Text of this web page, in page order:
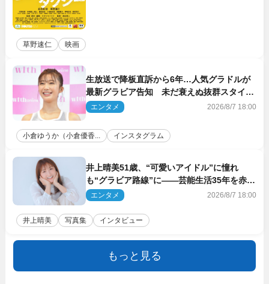
草野速仁 映画
生放送で降板直訴から6年…人気グラドルが
最新グラビア告知 未だ衰えぬ抜群スタイル
に反響
エンタメ 2026/8/7 18:00
小倉ゆうか（小倉優香... インスタグラム
井上晴美51歳、“可愛いアイドル”に憧れ
も“グラビア路線”に――芸能生活35年を赤
裸々に語る 27年ぶりに写真集発売
エンタメ 2026/8/7 18:00
井上晴美 写真集 インタビュー
もっと見る